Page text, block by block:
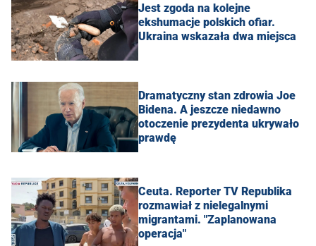
Jest zgoda na kolejne
ekshumacje polskich ofiar.
Ukraina wskazała dwa miejsca
Dramatyczny stan zdrowia Joe
Bidena. A jeszcze niedawno
otoczenie prezydenta ukrywało
prawdę
Ceuta. Reporter TV Republika
rozmawiał z nielegalnymi
migrantami. "Zaplanowana
operacja"